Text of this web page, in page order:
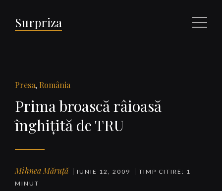
Surpriza Meniu
Presa, România
Prima broască râioasă
înghiţită de TRU
Mihnea Măruță IUNIE 12, 2009
TIMP CITIRE: 1
MINUT